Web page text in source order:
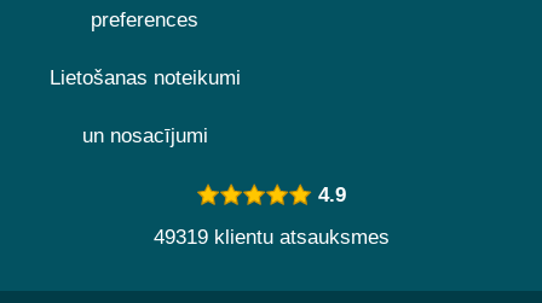
preferences
Lietošanas noteikumi
un nosacījumi
4.9
49319 klientu atsauksmes